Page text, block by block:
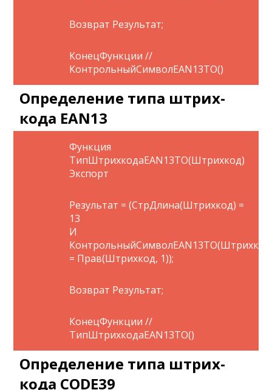
Возврат Результат;
КонецФункции //
КонтрольныйСимволEAN13ТО()
Определение типа штрих-
кода EAN13
Функция
ТипШтрихкодаEAN13ТО(Штрихкод)
Экспорт
Результат = (СтрДлина(Штрихкод) =
13
И
= Прав(Штрихкод, 1));
Возврат Результат;
КонецФункции //
ТипШтрихкодаEAN13ТО()
Определение типа штрих-
кода CODE39